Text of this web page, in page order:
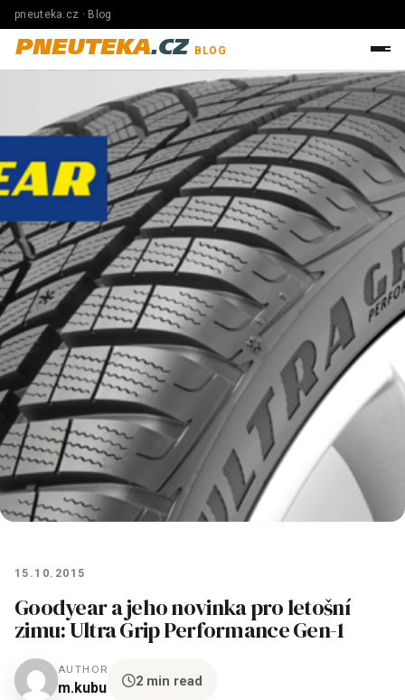
pneuteka.cz · Blog
PNEUTEKA.CZ BLOG
15.10.2015
Goodyear a jeho novinka pro letošní
zimu: Ultra Grip Performance Gen-1
AUTHOR
m.kubu 2 min read